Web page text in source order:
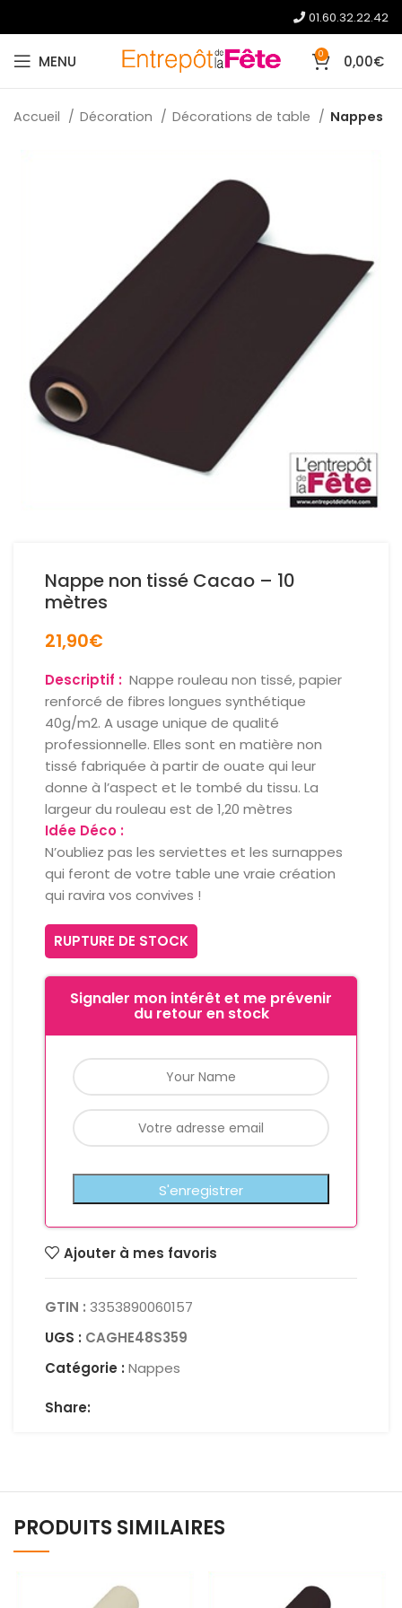
01.60.32.22.42
MENU 0 0,00€
Accueil Décoration Décorations de table Nappes
Nappe non tissé Cacao – 10
mètres
21,90€
Descriptif : Nappe rouleau non tissé, papier
renforcé de fibres longues synthétique
40g/m2. A usage unique de qualité
professionnelle. Elles sont en matière non
tissé fabriquée à partir de ouate qui leur
donne à l’aspect et le tombé du tissu. La
largeur du rouleau est de 1,20 mètres
Idée Déco :
N’oubliez pas les serviettes et les surnappes
qui feront de votre table une vraie création
qui ravira vos convives !
RUPTURE DE STOCK
Signaler mon intérêt et me prévenir
du retour en stock
Ajouter à mes favoris
GTIN : 3353890060157
UGS : CAGHE48S359
Catégorie : Nappes
Share:
PRODUITS SIMILAIRES